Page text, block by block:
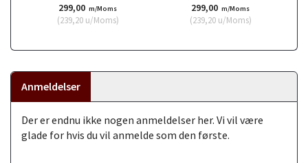
299,00 m/Moms
(239,20u/Moms)
299,00 m/Moms
(239,20u/Moms)
Anmeldelser
Der er endnu ikke nogen anmeldelser her. Vi vil være
glade for hvis du vil anmelde som den første.